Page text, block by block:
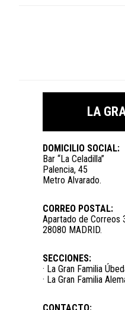
LA
DOMICILIO SOCIAL:
Bar “La Celadilla”
Palencia, 45
Metro Alvarado.
CORREO POSTAL:
Apartado de Correos
28080 MADRID.
SECCIONES:
· La Gran Familia
· La Gran Familia